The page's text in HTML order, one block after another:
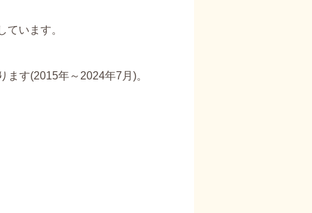
います。
す(2015年～2024年7月)。